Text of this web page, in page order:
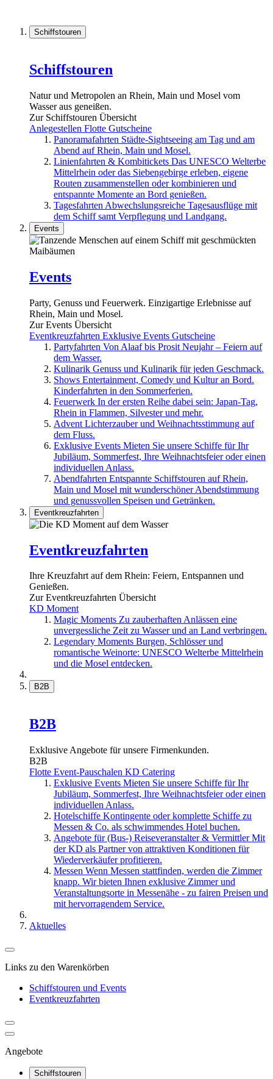
Schiffstouren
Schiffstouren
Natur und Metropolen an Rhein, Main und Mosel vom
Wasser aus geneißen.
Zur Schiffstouren Übersicht
Anlegestellen Flotte Gutscheine
Panoramafahrten Städte-Sightseeing am Tag und am
Abend auf Rhein, Main und Mosel.
Linienfahrten & Kombitickets Das UNESCO Welterbe
Mittelrhein oder das Siebengebirge erleben, eigene
Routen zusammenstellen oder kombinieren und
entspannte Momente an Bord genießen.
Tagesfahrten Abwechslungsreiche Tagesausflüge mit
dem Schiff samt Verpflegung und Landgang.
Events
Events
Party, Genuss und Feuerwerk. Einzigartige Erlebnisse auf
Rhein, Main und Mosel.
Zur Events Übersicht
Eventkreuzfahrten Exklusive Events Gutscheine
Partyfahrten Von Alaaf bis Prosit Neujahr – Feiern auf
dem Wasser.
Kulinarik Genuss und Kulinarik für jeden Geschmack.
Shows Entertainment, Comedy und Kultur an Bord.
Kinderfahrten in den Sommerferien.
Feuerwerk In der ersten Reihe dabei sein: Japan-Tag,
Rhein in Flammen, Silvester und mehr.
Advent Lichterzauber und Weihnachtsstimmung auf
dem Fluss.
Exklusive Events Mieten Sie unsere Schiffe für Ihr
Jubiläum, Sommerfest, Ihre Weihnachtsfeier oder einen
individuellen Anlass.
Abendfahrten Entspannte Schiffstouren auf Rhein,
Main und Mosel mit wunderschöner Abendstimmung
und genussvollen Speisen und Getränken.
Eventkreuzfahrten
Eventkreuzfahrten
Ihre Kreuzfahrt auf dem Rhein: Feiern, Entspannen und
Genießen.
Zur Eventkreuzfahrten Übersicht
KD Moment
Magic Moments Zu zauberhaften Anlässen eine
unvergessliche Zeit zu Wasser und an Land verbringen.
Legendary Moments Burgen, Schlösser und
romantische Weinorte: UNESCO Welterbe Mittelrhein
und die Mosel entdecken.
B2B
B2B
Exklusive Angebote für unsere Firmenkunden.
B2B
Flotte Event-Pauschalen KD Catering
Exklusive Events Mieten Sie unsere Schiffe für Ihr
Jubiläum, Sommerfest, Ihre Weihnachtsfeier oder einen
individuellen Anlass.
Hotelschiffe Kontingente oder komplette Schiffe zu
Messen & Co. als schwimmendes Hotel buchen.
Angebote für (Bus-) Reiseveranstalter & Vermittler Mit
der KD als Partner von attraktiven Konditionen für
Wiederverkäufer profitieren.
Messen Wenn Messen stattfinden, werden die Zimmer
knapp. Wir bieten Ihnen exklusive Zimmer und
Veranstaltungsorte in Messenähe - zu fairen Preisen und
mit hervorragendem Service.
Aktuelles
Links zu den Warenkörben
Schiffstouren und Events
Eventkreuzfahrten
Angebote
Schiffstouren